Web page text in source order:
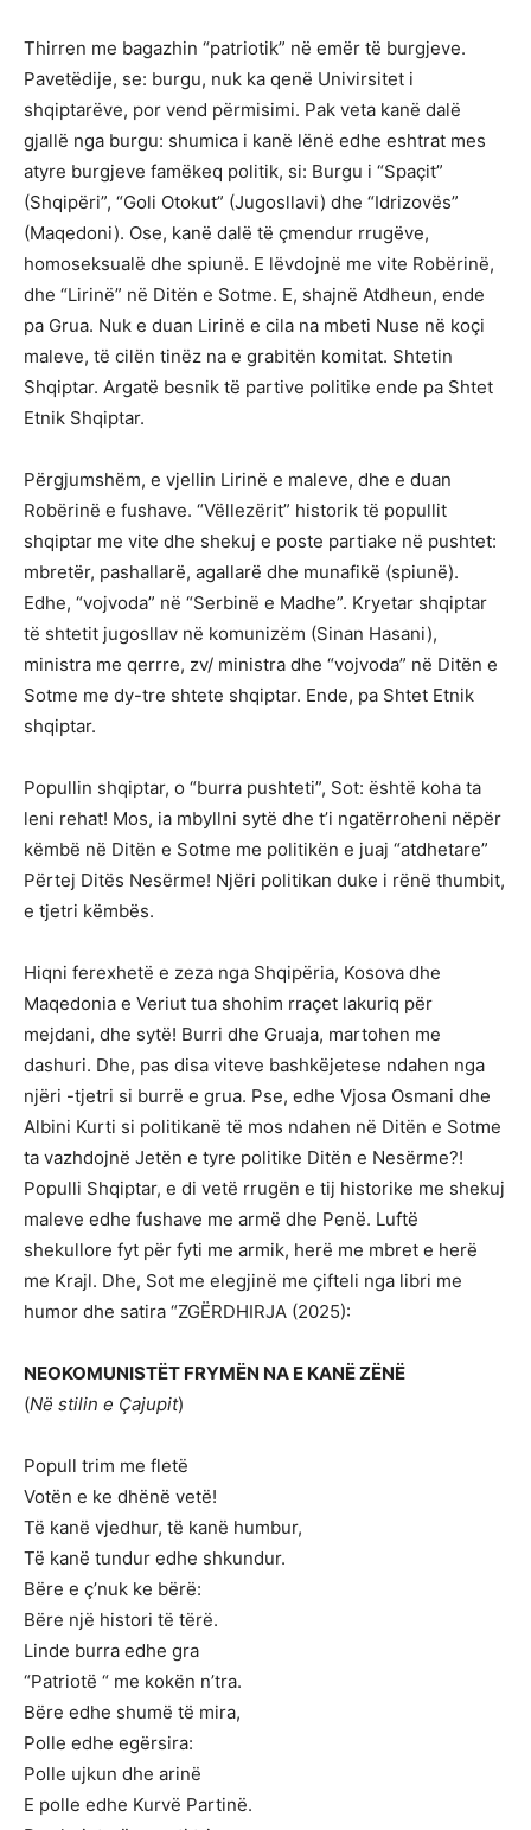
Thirren me bagazhin “patriotik” në emër të burgjeve.
Pavetëdije, se: burgu, nuk ka qenë Univirsitet i
shqiptarëve, por vend përmisimi. Pak veta kanë dalë
gjallë nga burgu: shumica i kanë lënë edhe eshtrat mes
atyre burgjeve famëkeq politik, si: Burgu i “Spaçit”
(Shqipëri”, “Goli Otokut” (Jugosllavi) dhe “Idrizovës”
(Maqedoni). Ose, kanë dalë të çmendur rrugëve,
homoseksualë dhe spiunë. E lëvdojnë me vite Robërinë,
dhe “Lirinë” në Ditën e Sotme. E, shajnë Atdheun, ende
pa Grua. Nuk e duan Lirinë e cila na mbeti Nuse në koçi
maleve, të cilën tinëz na e grabitën komitat. Shtetin
Shqiptar. Argatë besnik të partive politike ende pa Shtet
Etnik Shqiptar.
Përgjumshëm, e vjellin Lirinë e maleve, dhe e duan
Robërinë e fushave. “Vëllezërit” historik të popullit
shqiptar me vite dhe shekuj e poste partiake në pushtet:
mbretër, pashallarë, agallarë dhe munafikë (spiunë).
Edhe, “vojvoda” në “Serbinë e Madhe”. Kryetar shqiptar
të shtetit jugosllav në komunizëm (Sinan Hasani),
ministra me qerrre, zv/ ministra dhe “vojvoda” në Ditën e
Sotme me dy-tre shtete shqiptar. Ende, pa Shtet Etnik
shqiptar.
Popullin shqiptar, o “burra pushteti”, Sot: është koha ta
leni rehat! Mos, ia mbyllni sytë dhe t’i ngatërroheni nëpër
këmbë në Ditën e Sotme me politikën e juaj “atdhetare”
Përtej Ditës Nesërme! Njëri politikan duke i rënë thumbit,
e tjetri këmbës.
Hiqni ferexhetë e zeza nga Shqipëria, Kosova dhe
Maqedonia e Veriut tua shohim rraçet lakuriq për
mejdani, dhe sytë! Burri dhe Gruaja, martohen me
dashuri. Dhe, pas disa viteve bashkëjetese ndahen nga
njëri -tjetri si burrë e grua. Pse, edhe Vjosa Osmani dhe
Albini Kurti si politikanë të mos ndahen në Ditën e Sotme
ta vazhdojnë Jetën e tyre politike Ditën e Nesërme?!
Populli Shqiptar, e di vetë rrugën e tij historike me shekuj
maleve edhe fushave me armë dhe Penë. Luftë
shekullore fyt për fyti me armik, herë me mbret e herë
me Krajl. Dhe, Sot me elegjinë me çifteli nga libri me
humor dhe satira “ZGËRDHIRJA (2025):
NEOKOMUNISTËT FRYMËN NA E KANË ZËNË
(Në stilin e Ҫajupit)
Popull trim me fletë
Votën e ke dhënë vetë!
Të kanë vjedhur, të kanë humbur,
Të kanë tundur edhe shkundur.
Bëre e ç’nuk ke bërë:
Bëre një histori të tërë.
Linde burra edhe gra
“Patriotë “ me kokën n’tra.
Bëre edhe shumë të mira,
Polle edhe egërsira:
Polle ujkun dhe arinë
E polle edhe Kurvë Partinë.